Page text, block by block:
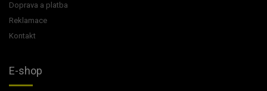
Doprava a platba
Reklamace
Kontakt
E-shop